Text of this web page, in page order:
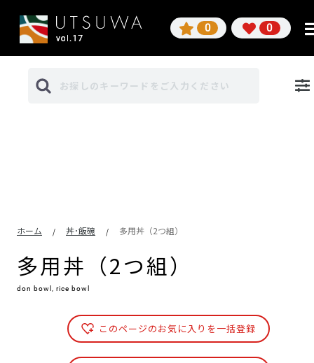
0 0
ホーム / 丼･飯碗 / 多用丼（2つ組）
多用丼（2つ組）
don bowl, rice bowl
このページのお気に入りを一括登録